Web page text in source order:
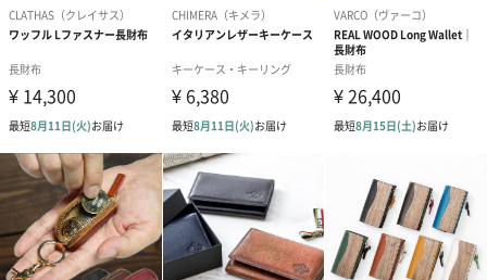
ゴールド（390円） ピンク（390円）
生花